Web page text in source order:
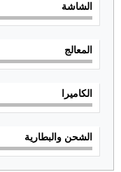
الشاشة
المعالج
الكاميرا
الشحن والبطارية